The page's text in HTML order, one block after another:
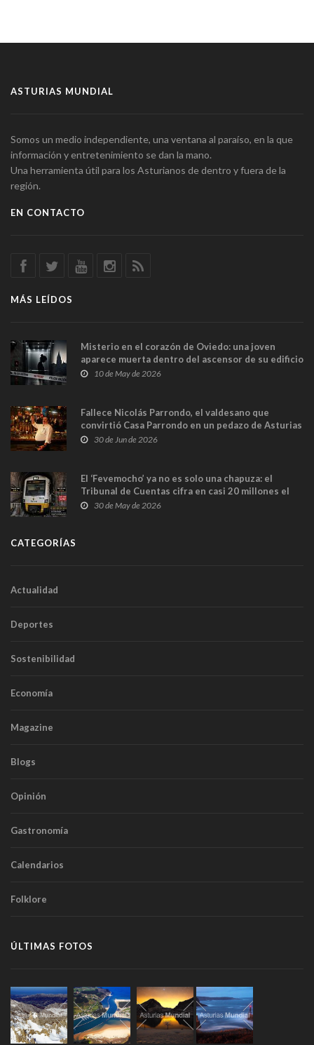
ASTURIAS MUNDIAL
Somos un medio independiente, una ventana al paraíso, en la que
información y entretenimiento se dan la mano.
Una herramienta útil para los Asturianos de dentro y fuera de la
región.
EN CONTACTO
MÁS LEÍDOS
Misterio en el corazón de Oviedo: una joven
aparece muerta dentro del ascensor de su edificio
y las cámaras captan sus últimos minutos
10 de May de 2026
Fallece Nicolás Parrondo, el valdesano que
convirtió Casa Parrondo en un pedazo de Asturias
en Madrid
30 de Jun de 2026
El ‘Fevemocho’ ya no es solo una chapuza: el
Tribunal de Cuentas cifra en casi 20 millones el
sobrecoste de los trenes que no cabían por los
30 de May de 2026
CATEGORÍAS
Actualidad
Deportes
Sostenibilidad
Economía
Magazine
Blogs
Opinión
Gastronomía
Calendarios
Folklore
ÚLTIMAS FOTOS